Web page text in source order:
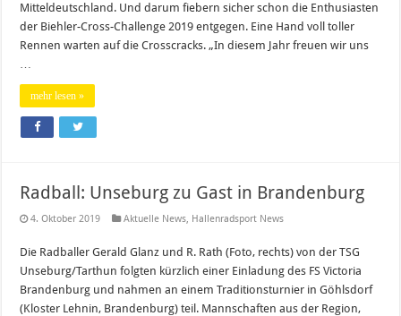
Mitteldeutschland. Und darum fiebern sicher schon die Enthusiasten
der Biehler-Cross-Challenge 2019 entgegen. Eine Hand voll toller
Rennen warten auf die Crosscracks. „In diesem Jahr freuen wir uns
…
mehr lesen »
Radball: Unseburg zu Gast in Brandenburg
4. Oktober 2019 Aktuelle News, Hallenradsport News
Die Radballer Gerald Glanz und R. Rath (Foto, rechts) von der TSG
Unseburg/Tarthun folgten kürzlich einer Einladung des FS Victoria
Brandenburg und nahmen an einem Traditionsturnier in Göhlsdorf
(Kloster Lehnin, Brandenburg) teil. Mannschaften aus der Region,